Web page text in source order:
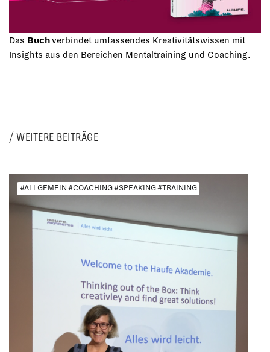
Das Buchverbindet umfassendes Kreativitätswissen mit
Insights aus den Bereichen Mentaltraining und Coaching.
WEITERE BEITRÄGE
#ALLGEMEIN #COACHING #SPEAKING #TRAINING